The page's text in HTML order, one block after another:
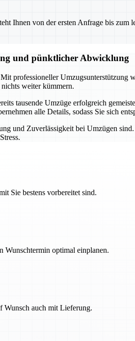
Ihnen von der ersten Anfrage bis
und pünktlicher Abwicklung
professioneller
weiter kümmern.
tausende Umzüge erfolgreich
alle Details, sodass Sie sich
und Zuverlässigkeit bei Umzügen
Sie bestens vorbereitet sind.
Wunschtermin optimal einplanen.
Wunsch auch mit Lieferung.